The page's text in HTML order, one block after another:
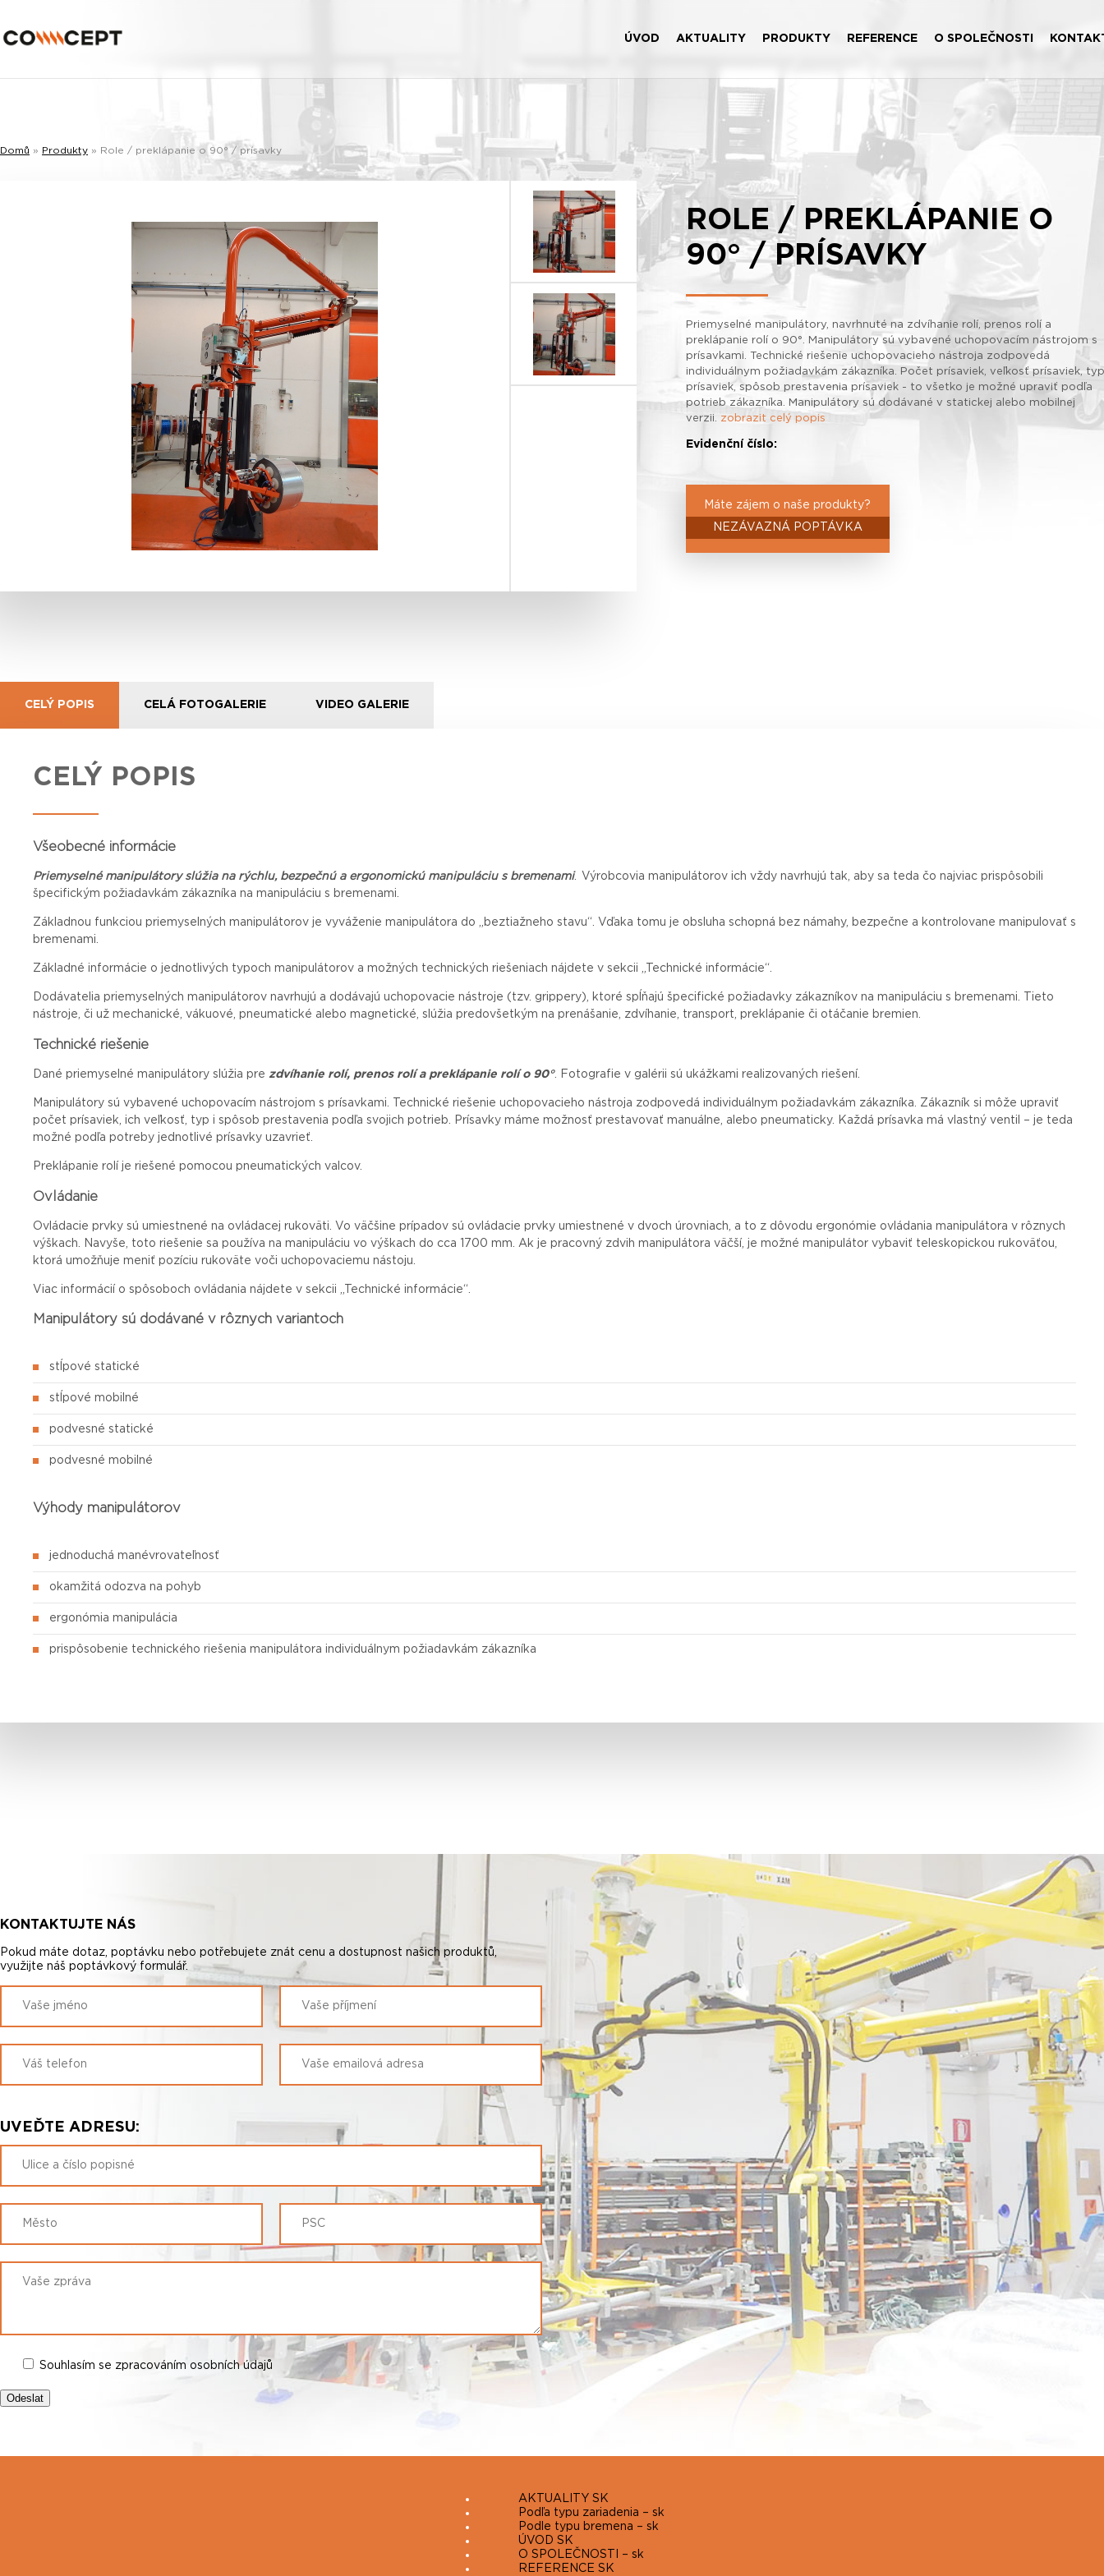
ÚVOD AKTUALITY PRODUKTY REFERENCE O SPOLEČNOSTI
Domů » Produkty » Role / preklápanie o 90° / prísavky
ROLE / PREKLÁPANIE O
90° / PRÍSAVKY
Priemyselné manipulátory, navrhnuté na zdvíhanie rolí, prenos rolí a
preklápanie rolí o 90°. Manipulátory sú vybavené uchopovacím nástrojom s
prísavkami. Technické riešenie uchopovacieho nástroja zodpovedá
individuálnym požiadavkám zákazníka. Počet prísaviek, veľkosť prísaviek, typ
prísaviek, spôsob prestavenia prísaviek - to všetko je možné upraviť podľa
potrieb zákazníka. Manipulátory sú dodávané v statickej alebo mobilnej
verzii. zobrazit celý popis
Evidenční číslo:
Máte zájem o naše produkty?
NEZÁVAZNÁ POPTÁVKA
CELÝ POPIS CELÁ FOTOGALERIE VIDEO GALERIE
CELÝ POPIS
Všeobecné informácie
Priemyselné manipulátory slúžia na rýchlu, bezpečnú a ergonomickú manipuláciu s bremenami. Výrobcovia manipulátorov ich vždy navrhujú tak, aby sa teda čo najviac prispôsobili
špecifickým požiadavkám zákazníka na manipuláciu s bremenami.
Základnou funkciou priemyselných manipulátorov je vyváženie manipulátora do „beztiažneho stavu“. Vďaka tomu je obsluha schopná bez námahy, bezpečne a kontrolovane manipulovať s
bremenami.
Základné informácie o jednotlivých typoch manipulátorov a možných technických riešeniach nájdete v sekcii „Technické informácie“.
Dodávatelia priemyselných manipulátorov navrhujú a dodávajú uchopovacie nástroje (tzv. grippery), ktoré spĺňajú špecifické požiadavky zákazníkov na manipuláciu s bremenami. Tieto
nástroje, či už mechanické, vákuové, pneumatické alebo magnetické, slúžia predovšetkým na prenášanie, zdvíhanie, transport, preklápanie či otáčanie bremien.
Technické riešenie
Dané priemyselné manipulátory slúžia pre zdvíhanie rolí, prenos rolí a preklápanie rolí o 90°. Fotografie v galérii sú ukážkami realizovaných riešení.
Manipulátory sú vybavené uchopovacím nástrojom s prísavkami. Technické riešenie uchopovacieho nástroja zodpovedá individuálnym požiadavkám zákazníka. Zákazník si môže upraviť
počet prísaviek, ich veľkosť, typ i spôsob prestavenia podľa svojich potrieb. Prísavky máme možnosť prestavovať manuálne, alebo pneumaticky. Každá prísavka má vlastný ventil – je teda
možné podľa potreby jednotlivé prísavky uzavrieť.
Preklápanie rolí je riešené pomocou pneumatických valcov.
Ovládanie
Ovládacie prvky sú umiestnené na ovládacej rukoväti. Vo väčšine prípadov sú ovládacie prvky umiestnené v dvoch úrovniach, a to z dôvodu ergonómie ovládania manipulátora v rôznych
výškach. Navyše, toto riešenie sa používa na manipuláciu vo výškach do cca 1700 mm. Ak je pracovný zdvih manipulátora väčší, je možné manipulátor vybaviť teleskopickou rukoväťou,
ktorá umožňuje meniť pozíciu rukoväte voči uchopovaciemu nástoju.
Viac informácií o spôsoboch ovládania nájdete v sekcii „Technické informácie“.
Manipulátory sú dodávané v rôznych variantoch
stĺpové statické
stĺpové mobilné
podvesné statické
podvesné mobilné
Výhody manipulátorov
jednoduchá manévrovateľnosť
okamžitá odozva na pohyb
ergonómia manipulácia
prispôsobenie technického riešenia manipulátora individuálnym požiadavkám zákazníka
KONTAKTUJTE NÁS
Pokud máte dotaz, poptávku nebo potřebujete znát cenu a dostupnost našich produktů,
využijte náš poptávkový formulář.
UVEĎTE ADRESU:
Souhlasím se zpracováním osobních údajů
AKTUALITY SK
Podľa typu zariadenia – sk
Podle typu bremena – sk
ÚVOD SK
O SPOLEČNOSTI – sk
REFERENCE SK